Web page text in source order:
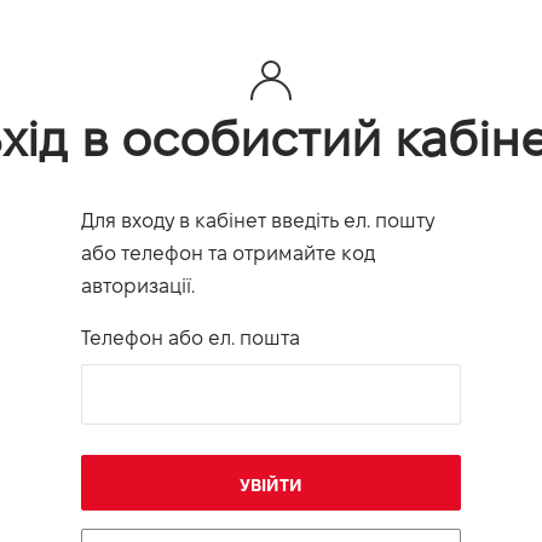
в особистий
Для входу в кабінет введіть ел. пошту
або телефон та отримайте код
авторизації.
Телефон або ел. пошта
УВІЙТИ